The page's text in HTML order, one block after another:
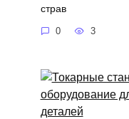
страв
0 3